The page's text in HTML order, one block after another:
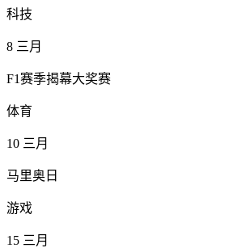
科技
8 三月
F1赛季揭幕大奖赛
体育
10 三月
马里奥日
游戏
15 三月